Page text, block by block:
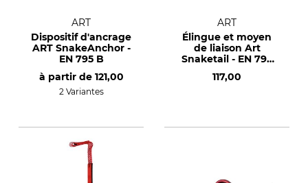
ART
Dispositif d'ancrage
ART SnakeAnchor -
EN 795 B
à partir de 121,00
2 Variantes
ART
Élingue et moyen
de liaison Art
Snaketail - EN 795
117,00